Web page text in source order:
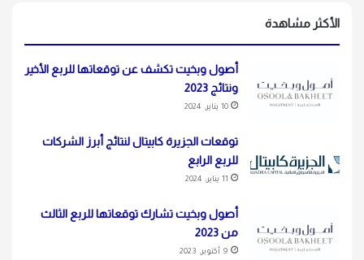
الأكثر مشاهدة
أصول وبخيت تكشف عن توقعاتها للربع الأخير
ونتائج 2023
10 يناير، 2024
توقعات الجزيرة كابيتال لنتائج أبرز الشركات
للربع الرابع
11 يناير، 2024
أصول وبخيت تشارك توقعاتها للربع الثالث
من 2023
9 أكتوبر، 2023